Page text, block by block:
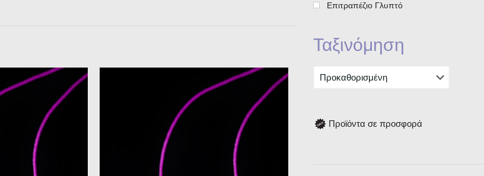
Επιτραπέζιο Γλυπτό
Ταξινόμηση
Προϊόντα σε προσφορά